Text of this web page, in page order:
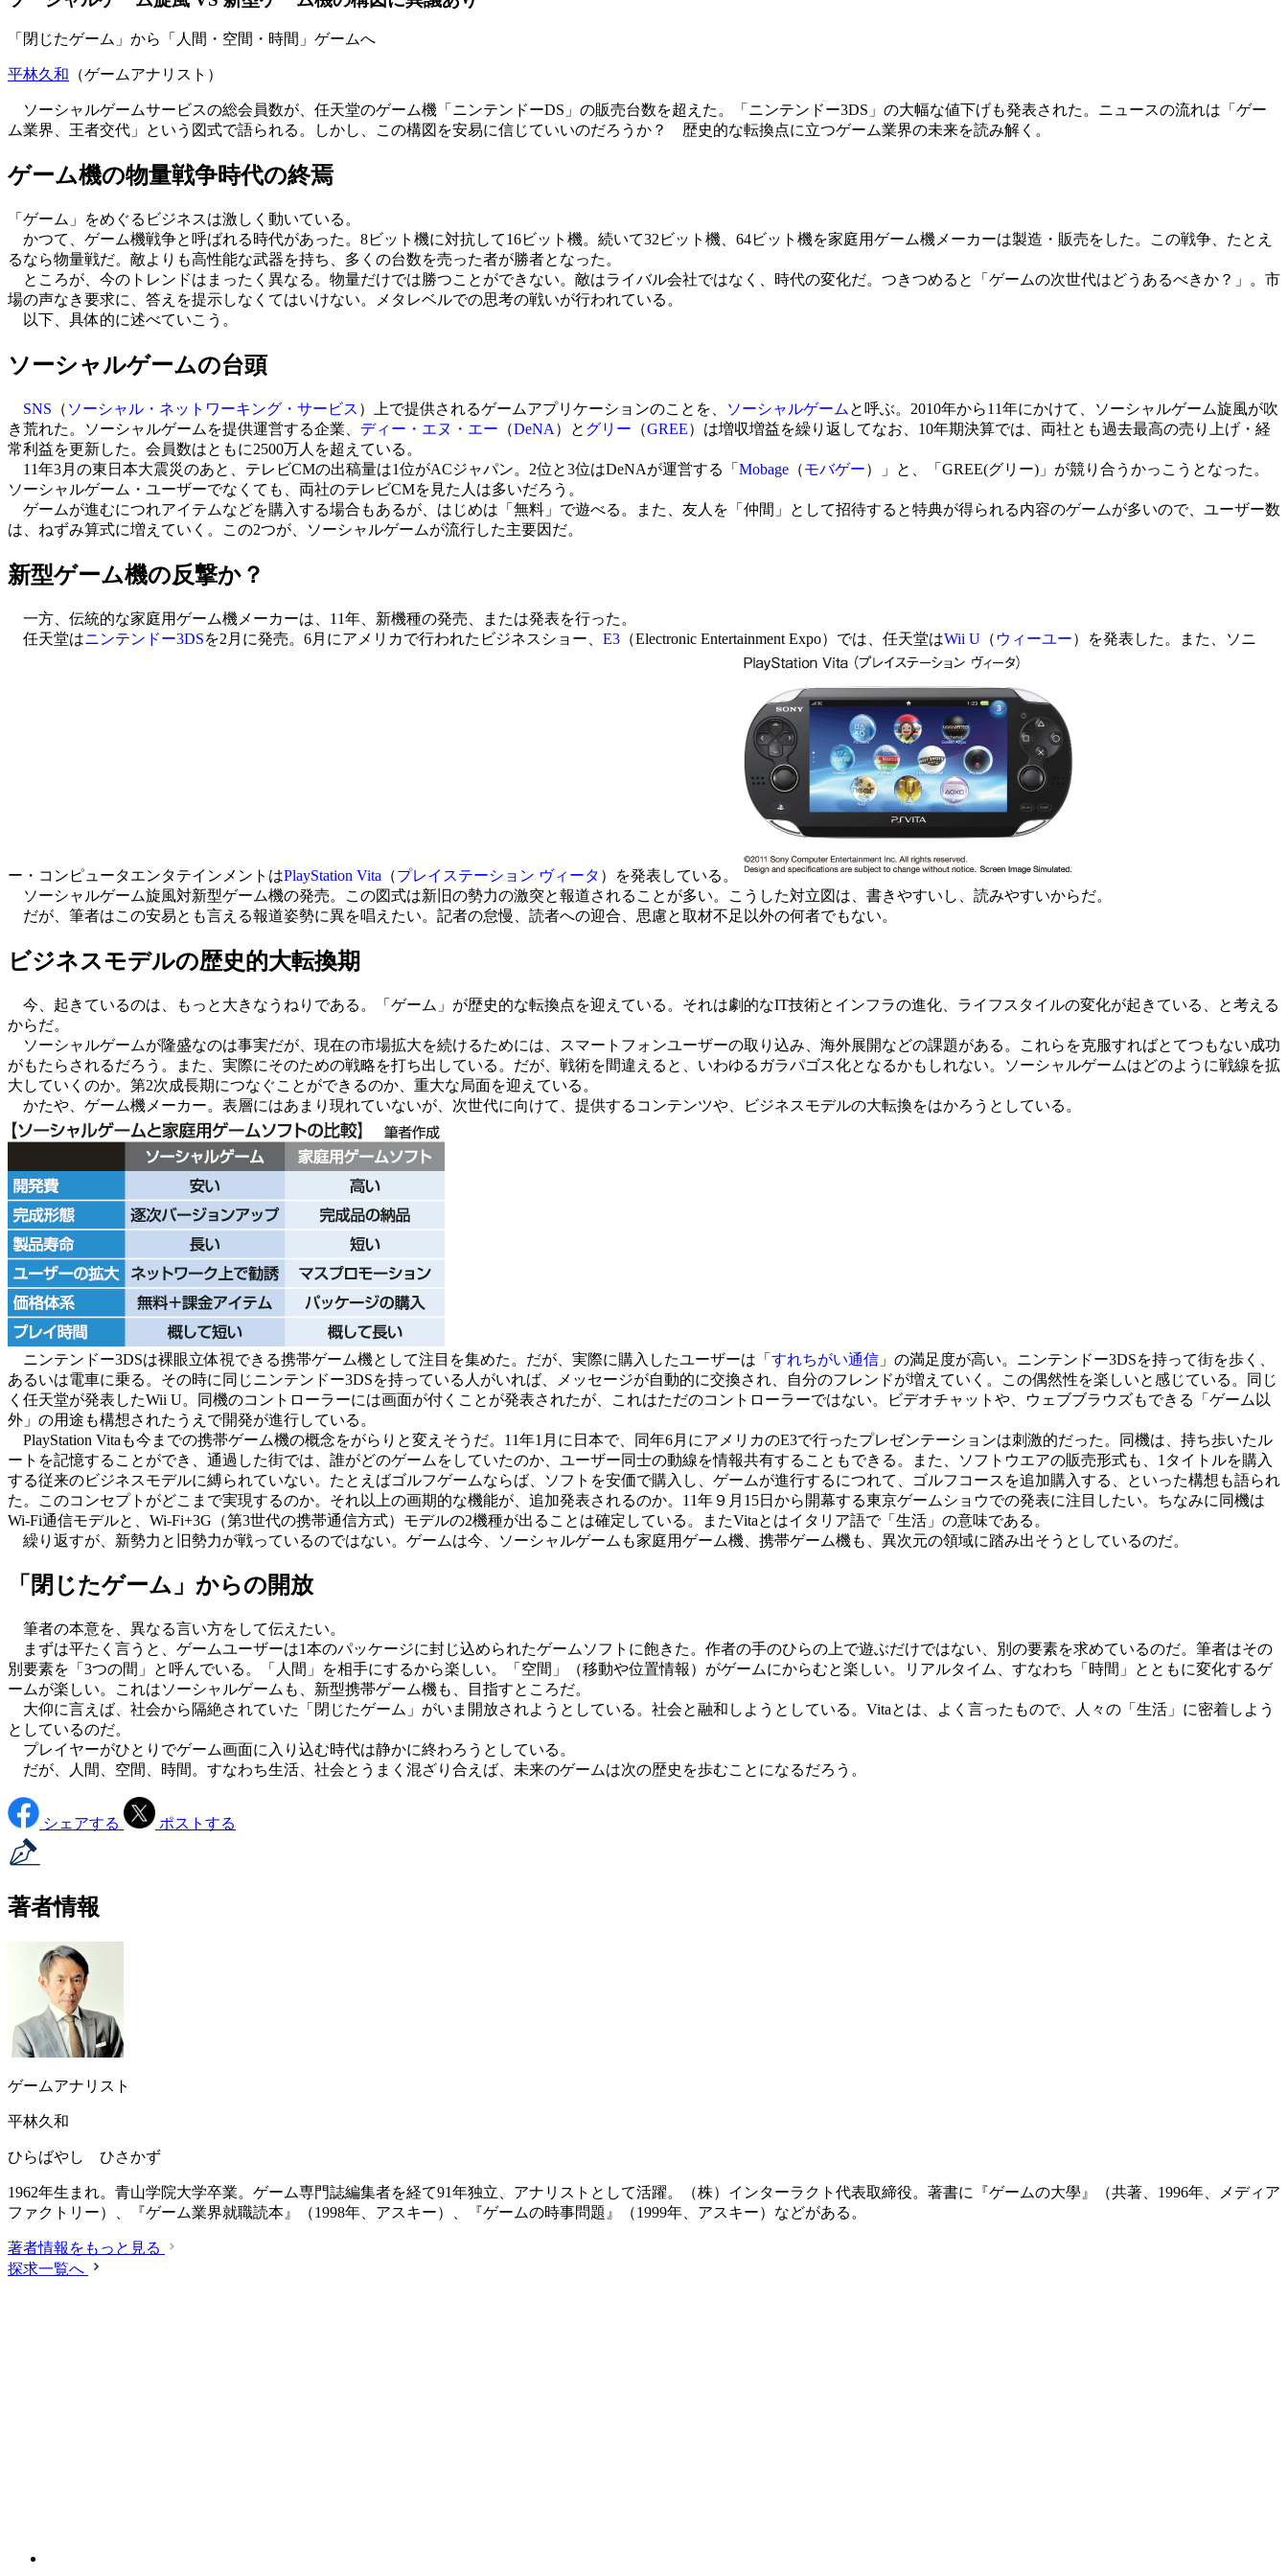
「閉じたゲーム」から「人間・空間・時間」ゲームへ
平林久和 （ゲームアナリスト）
ソーシャルゲームサービスの総会員数が、任天堂のゲーム機「ニンテンドーDS」の販売台数を超えた。「ニンテンドー3DS」の大幅な値下げも発表された。ニュースの流れは「ゲー
ム業界、王者交代」という図式で語られる。しかし、この構図を安易に信じていいのだろうか？ 歴史的な転換点に立つゲーム業界の未来を読み解く。
ゲーム機の物量戦争時代の終焉
「ゲーム」をめぐるビジネスは激しく動いている。
かつて、ゲーム機戦争と呼ばれる時代があった。8ビット機に対抗して16ビット機。続いて32ビット機、64ビット機を家庭用ゲーム機メーカーは製造・販売をした。この戦争、たとえ
るなら物量戦だ。敵よりも高性能な武器を持ち、多くの台数を売った者が勝者となった。
ところが、今のトレンドはまったく異なる。物量だけでは勝つことができない。敵はライバル会社ではなく、時代の変化だ。つきつめると「ゲームの次世代はどうあるべきか？」。市
場の声なき要求に、答えを提示しなくてはいけない。メタレベルでの思考の戦いが行われている。
以下、具体的に述べていこう。
ソーシャルゲームの台頭
SNS （ ソーシャル・ネットワーキング・サービス ）上で提供されるゲームアプリケーションのことを、 ソーシャルゲーム と呼ぶ。2010年から11年にかけて、ソーシャルゲーム旋風が吹
き荒れた。ソーシャルゲームを提供運営する企業、 ディー・エヌ・エー （DeNA ）と グリー （GREE）は増収増益を繰り返してなお、10年期決算では、両社とも過去最高の売り上げ・経
常利益を更新した。会員数はともに2500万人を超えている。
11年3月の東日本大震災のあと、テレビCMの出稿量は1位がACジャパン。2位と3位はDeNAが運営する「 Mobage （モバゲー）」と、「GREE(グリー)」が競り合うかっこうとなった。
ソーシャルゲーム・ユーザーでなくても、両社のテレビCMを見た人は多いだろう。
ゲームが進むにつれアイテムなどを購入する場合もあるが、はじめは「無料」で遊べる。また、友人を「仲間」として招待すると特典が得られる内容のゲームが多いので、ユーザー数
は、ねずみ算式に増えていく。この2つが、ソーシャルゲームが流行した主要因だ。
新型ゲーム機の反撃か？
一方、伝統的な家庭用ゲーム機メーカーは、11年、新機種の発売、または発表を行った。
任天堂はニンテンドー3DSを2月に発売。6月にアメリカで行われたビジネスショー、 E3 （Electronic Entertainment Expo）では、任天堂はWii U （ ウィーユー）を発表した。また、ソニ
ー・コンピュータエンタテインメントはPlayStation Vita （プレイステーション ヴィータ ）を発表している。
ソーシャルゲーム旋風対新型ゲーム機の発売。この図式は新旧の勢力の激突と報道されることが多い。こうした対立図は、書きやすいし、読みやすいからだ。
だが、筆者はこの安易とも言える報道姿勢に異を唱えたい。記者の怠慢、読者への迎合、思慮と取材不足以外の何者でもない。
ビジネスモデルの歴史的大転換期
今、起きているのは、もっと大きなうねりである。「ゲーム」が歴史的な転換点を迎えている。それは劇的なIT技術とインフラの進化、ライフスタイルの変化が起きている、と考える
からだ。
ソーシャルゲームが隆盛なのは事実だが、現在の市場拡大を続けるためには、スマートフォンユーザーの取り込み、海外展開などの課題がある。これらを克服すればとてつもない成功
がもたらされるだろう。また、実際にそのための戦略を打ち出している。だが、戦術を間違えると、いわゆるガラパゴス化となるかもしれない。ソーシャルゲームはどのように戦線を拡
大していくのか。第2次成長期につなぐことができるのか、重大な局面を迎えている。
かたや、ゲーム機メーカー。表層にはあまり現れていないが、次世代に向けて、提供するコンテンツや、ビジネスモデルの大転換をはかろうとしている。
ニンテンドー3DSは裸眼立体視できる携帯ゲーム機として注目を集めた。だが、実際に購入したユーザーは「 すれちがい通信 」の満足度が高い。ニンテンドー3DSを持って街を歩く、
あるいは電車に乗る。その時に同じニンテンドー3DSを持っている人がいれば、メッセージが自動的に交換され、自分のフレンドが増えていく。この偶然性を楽しいと感じている。同じ
く任天堂が発表したWii U。同機のコントローラーには画面が付くことが発表されたが、これはただのコントローラーではない。ビデオチャットや、ウェブブラウズもできる「ゲーム以
外」の用途も構想されたうえで開発が進行している。
PlayStation Vitaも今までの携帯ゲーム機の概念をがらりと変えそうだ。11年1月に日本で、同年6月にアメリカのE3で行ったプレゼンテーションは刺激的だった。同機は、持ち歩いたル
ートを記憶することができ、通過した街では、誰がどのゲームをしていたのか、ユーザー同士の動線を情報共有することもできる。また、ソフトウエアの販売形式も、1タイトルを購入
する従来のビジネスモデルに縛られていない。たとえばゴルフゲームならば、ソフトを安価で購入し、ゲームが進行するにつれて、ゴルフコースを追加購入する、といった構想も語られ
た。このコンセプトがどこまで実現するのか。それ以上の画期的な機能が、追加発表されるのか。11年９月15日から開幕する東京ゲームショウでの発表に注目したい。ちなみに同機は
Wi-Fi通信モデルと、Wi-Fi+3G（第3世代の携帯通信方式）モデルの2機種が出ることは確定している。またVitaとはイタリア語で「生活」の意味である。
繰り返すが、新勢力と旧勢力が戦っているのではない。ゲームは今、ソーシャルゲームも家庭用ゲーム機、携帯ゲーム機も、異次元の領域に踏み出そうとしているのだ。
「閉じたゲーム」からの開放
筆者の本意を、異なる言い方をして伝えたい。
まずは平たく言うと、ゲームユーザーは1本のパッケージに封じ込められたゲームソフトに飽きた。作者の手のひらの上で遊ぶだけではない、別の要素を求めているのだ。筆者はその
別要素を「3つの間」と呼んでいる。「人間」を相手にするから楽しい。「空間」（移動や位置情報）がゲームにからむと楽しい。リアルタイム、すなわち「時間」とともに変化するゲ
ームが楽しい。これはソーシャルゲームも、新型携帯ゲーム機も、目指すところだ。
大仰に言えば、社会から隔絶されていた「閉じたゲーム」がいま開放されようとしている。社会と融和しようとしている。Vitaとは、よく言ったもので、人々の「生活」に密着しよう
としているのだ。
プレイヤーがひとりでゲーム画面に入り込む時代は静かに終わろうとしている。
だが、人間、空間、時間。すなわち生活、社会とうまく混ざり合えば、未来のゲームは次の歴史を歩むことになるだろう。
シェアする ポストする
著者情報
ゲームアナリスト
平林久和
ひらばやし ひさかず
1962年生まれ。青山学院大学卒業。ゲーム専門誌編集者を経て91年独立、アナリストとして活躍。（株）インターラクト代表取締役。著書に『ゲームの大學』（共著、1996年、メディア
ファクトリー）、『ゲーム業界就職読本』（1998年、アスキー）、『ゲームの時事問題』（1999年、アスキー）などがある。
著者情報をもっと見る
探求一覧へ